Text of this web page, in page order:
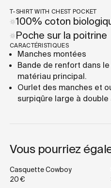
T-SHIRT WITH CHEST POCKET
100% coton
Poche sur la poitrine
CARACTÉRISTIQUES
Manches montées
Bande de renfort dans
matériau principal.
Ourlet des manches et
surpiqûre large à double
Vous pourriez
Casquette Cowboy
20 €